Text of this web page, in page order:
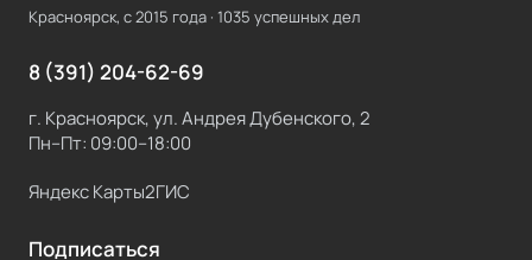
Красноярск, с2015 года · 1035 успешных дел
8 (391) 204-62-69
г. Красноярск, ул. Андрея Дубенского, 2
Пн–Пт: 09:00–18:00
Яндекс Карты2ГИС
Подписаться